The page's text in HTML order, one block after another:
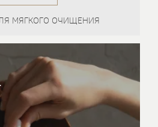
МЯГКОГО ОЧИЩЕНИЯ